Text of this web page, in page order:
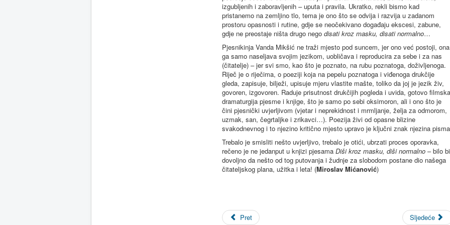
izgubljenih i zaboravljenih – uputa i pravila. Ukratko, rekli bismo kad
pristanemo na zemljino tlo, tema je ono što se odvija i razvija u zadanom
prostoru opasnosti i rutine, gdje se neočekivano događaju ekscesi, zabune,
gdje ne preostaje ništa drugo nego disati kroz masku, disati normalno…
Pjesnikinja Vanda Mikšić ne traži mjesto pod suncem, jer ono već postoji, ona
ga samo naseljava svojim jezikom, uobličava i reproducira za sebe i za nas
(čitatelje) – jer svi smo, kao što je poznato, na rubu poznatoga, doživljenoga.
Riječ je o riječima, o poeziji koja na pepelu poznatoga i viđenoga drukčije
gleda, zapisuje, bilježi, upisuje mjeru vlastite mašte, toliko da joj je jezik živ,
govoren, izgovoren. Raduje prisutnost drukčijih pogleda i uvida, gotovo filmska
dramaturgija pjesme i knjige, što je samo po sebi oksimoron, ali i ono što je
čini pjesnički uvjerljivom (vjetar i neprekidnost i mrmljanje, želja za odmorom,
uzmak, san, čegrtaljke i zrikavci…). Poezija živi od opasne blizine
svakodnevnog i to njezino kritično mjesto upravo je ključni znak njezina
Trebalo je smisliti nešto uvjerljivo, trebalo je otići, ubrzati proces oporavka,
rečeno je ne jedanput u knjizi pjesama Diši kroz masku, diši normalno – bilo bi
dovoljno da nešto od tog putovanja i žudnje za slobodom postane dio našega
čitateljskog plana, užitka i leta! (Miroslav Mićanović)
Pret Sljedeće